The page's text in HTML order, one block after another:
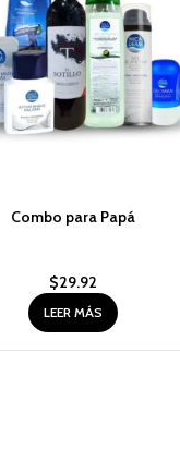
Combo para Papá
$29.92
LEER MÁS